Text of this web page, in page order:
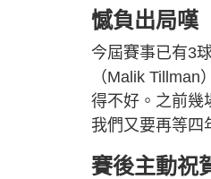
憾負出局嘆
今屆賽事已有3
（Malik
得不好。之前幾
我們又要再等四
賽後主動祝